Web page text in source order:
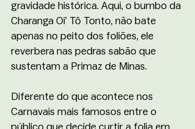
gravidade histórica. Aqui, o bumbo da
Charanga Oi’ Tô Tonto, não bate
apenas no peito dos foliões, ele
reverbera nas pedras sabão que
sustentam a Primaz de Minas.
Diferente do que acontece nos
Carnavais mais famosos entre o